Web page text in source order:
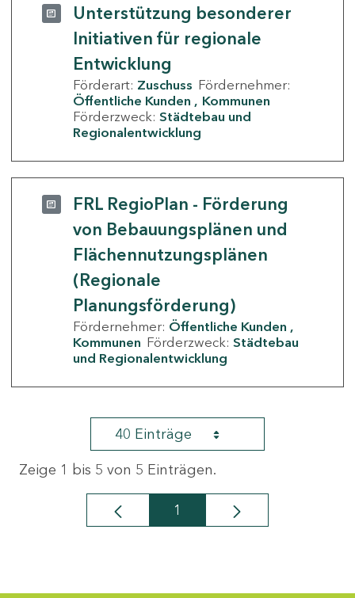
Unterstützung besonderer
Initiativen für regionale
Entwicklung
Förderart: Zuschuss Fördernehmer:
Öffentliche Kunden
Kommunen
Förderzweck: Städtebau und
Regionalentwicklung
FRL RegioPlan - Förderung
von Bebauungsplänen und
Flächennutzungsplänen
(Regionale
Planungsförderung)
Fördernehmer: Öffentliche Kunden
Kommunen Förderzweck: Städtebau
und Regionalentwicklung
40 Einträge
Zeige 1 bis 5 von 5 Einträgen.
Seite
1